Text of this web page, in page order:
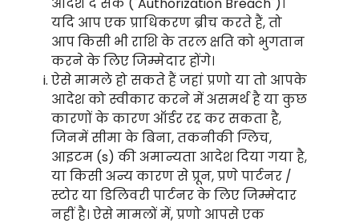
यदि आप एक प्राधिकरण ब्रीच करते हैं, तो
आप किसी भी राशि के तरल क्षति को भुगतान
करने के लिए जिम्मेदार होंगे।
ऐसे मामले हो सकते हैं जहां प्रणो या तो आपके
आदेश को स्वीकार करने में असमर्थ है या कुछ
कारणों के कारण ऑर्डर रद्द कर सकता है,
जिनमें सीमा के बिना, तकनीकी ग्लिच,
आइटम (s) की अमान्यता आदेश दिया गया है,
या किसी अन्य कारण से प्रून, प्रणे पार्टनर /
स्टोर या डिलिवरी पार्टनर के लिए जिम्मेदार
नहीं है। ऐसे मामलों में, प्रणो आपसे एक